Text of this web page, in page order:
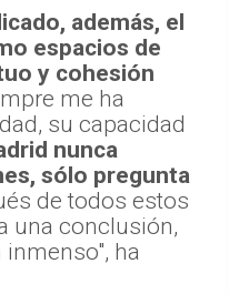
además, el
espacios de
y cohesión
me ha
su capacidad
nunca
sólo pregunta
de todos estos
una conclusión,
ha